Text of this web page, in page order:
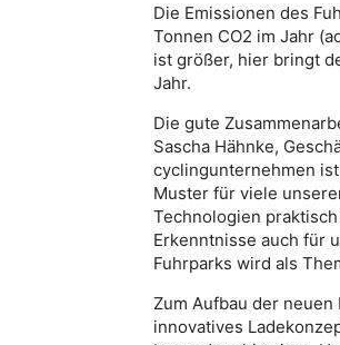
Die Emissionen des
Tonnen CO2 im Jahr
ist größer, hier bringt
Jahr.
Die gute
Sascha Hähnke,
cyclingunternehmen
Muster für viele
Technologien
Erkenntnisse auch für
Fuhrparks wird als
Zum Aufbau der
innovatives